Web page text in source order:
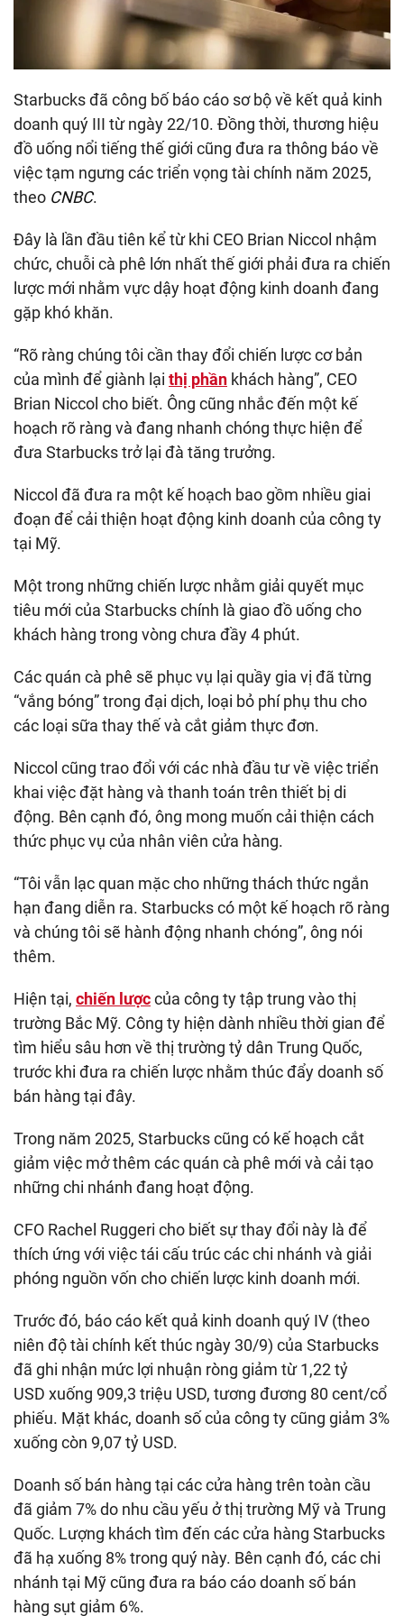
Starbucks đã công bố báo cáo sơ bộ về kết quả kinh
doanh quý III từ ngày 22/10. Đồng thời, thương hiệu
đồ uống nổi tiếng thế giới cũng đưa ra thông báo về
việc tạm ngưng các triển vọng tài chính năm 2025,
theo CNBC.
Đây là lần đầu tiên kể từ khi CEO Brian Niccol nhậm
chức, chuỗi cà phê lớn nhất thế giới phải đưa ra chiến
lược mới nhằm vực dậy hoạt động kinh doanh đang
gặp khó khăn.
“Rõ ràng chúng tôi cần thay đổi chiến lược cơ bản
của mình để giành lại thị phần khách hàng”, CEO
Brian Niccol cho biết. Ông cũng nhắc đến một kế
hoạch rõ ràng và đang nhanh chóng thực hiện để
đưa Starbucks trở lại đà tăng trưởng.
Niccol đã đưa ra một kế hoạch bao gồm nhiều giai
đoạn để cải thiện hoạt động kinh doanh của công ty
tại Mỹ.
Một trong những chiến lược nhằm giải quyết mục
tiêu mới của Starbucks chính là giao đồ uống cho
khách hàng trong vòng chưa đầy 4 phút.
Các quán cà phê sẽ phục vụ lại quầy gia vị đã từng
“vắng bóng” trong đại dịch, loại bỏ phí phụ thu cho
các loại sữa thay thế và cắt giảm thực đơn.
Niccol cũng trao đổi với các nhà đầu tư về việc triển
khai việc đặt hàng và thanh toán trên thiết bị di
động. Bên cạnh đó, ông mong muốn cải thiện cách
thức phục vụ của nhân viên cửa hàng.
“Tôi vẫn lạc quan mặc cho những thách thức ngắn
hạn đang diễn ra. Starbucks có một kế hoạch rõ ràng
và chúng tôi sẽ hành động nhanh chóng”, ông nói
thêm.
Hiện tại, chiến lượccủa công ty tập trung vào thị
trường Bắc Mỹ. Công ty hiện dành nhiều thời gian để
tìm hiểu sâu hơn về thị trường tỷ dân Trung Quốc,
trước khi đưa ra chiến lược nhằm thúc đẩy doanh số
bán hàng tại đây.
Trong năm 2025, Starbucks cũng có kế hoạch cắt
giảm việc mở thêm các quán cà phê mới và cải tạo
những chi nhánh đang hoạt động.
CFO Rachel Ruggeri cho biết sự thay đổi này là để
thích ứng với việc tái cấu trúc các chi nhánh và giải
phóng nguồn vốn cho chiến lược kinh doanh mới.
Trước đó, báo cáo kết quả kinh doanh quý IV (theo
niên độ tài chính kết thúc ngày 30/9) của Starbucks
đã ghi nhận mức lợi nhuận ròng giảm từ1,22 tỷ
USD xuống 909,3 triệu USD, tương đương 80 cent/cổ
phiếu. Mặt khác, doanh số của công ty cũng giảm 3%
xuống còn 9,07 tỷ USD.
Doanh số bán hàng tại các cửa hàng trên toàn cầu
đã giảm 7% do nhu cầu yếu ở thị trường Mỹ và Trung
Quốc. Lượng khách tìm đến các cửa hàng Starbucks
đã hạ xuống 8% trong quý này. Bên cạnh đó, các chi
nhánh tại Mỹ cũng đưa ra báo cáo doanh số bán
hàng sụt giảm 6%.